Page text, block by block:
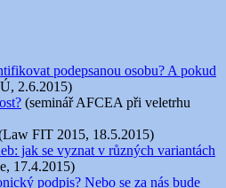
podepsanou osobu? A pokud
2.6.2015)
(seminář AFCEA při veletrhu
FIT 2015, 18.5.2015)
jak se vyznat v různých variantách
17.4.2015)
podpis? Nebo se za nás bude